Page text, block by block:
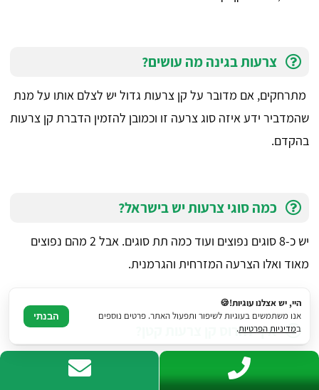
צרעות בגינה מה עושים?
מתרחקים, אם מדובר על קן צרעות גדול יש לצלם אותו על מנת
שהמדביר ידע איזה סוג צרעה זו וכמובן להזמין הדברת קן צרעות
בהקדם.
כמה סוגי צרעות יש בישראל?
יש כ-8 סוגים נפוצים ועוד כמה תת סוגים. אבל 2 מהם נפוצים
מאוד ואלו הצרעה המזרחית והגרמנית.
איך להרוס קן צרעות קטן?
הריסת קן צרעות קטן יכול להיעשות עם פטיש ואיזמל או
באמצעות מטאטא. חשוב לבדוק שהקן אינו מאוייש כלל ואין
היי, יש אצלנו עוגיות!🍪
אנו משתמשים בעוגיות לשיפור ותפעול האתר. פרטים נוספים
במדיניות הפרטיות.
הבנתי